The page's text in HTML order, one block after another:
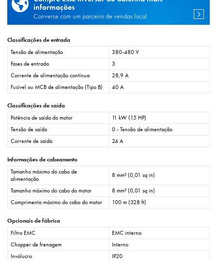
informações
Converse com um parceiro de vendas local
Classificações de entrada
Tensão de alimentação
380-480 V
Fases de entrada
3
Corrente de alimentação contínua
28,9 A
Fusível ou MCB de alimentação (Tipo B)
40 A
Classificações de saída
Potência de saída do motor
11 kW (15 HP)
Tensão de saída
0 - Tensão de alimentação
Corrente de saída
24 A
Informações de cabeamento
Tamanho máximo do cabo de
alimentação
8 mm² (0,01 sq in)
Tamanho máximo do cabo do motor
8 mm² (0,01 sq in)
Comprimento máximo do cabo do motor
100 m (328 ft)
Opcionais de fábrica
Filtro EMC
EMC interno
Chopper de frenagem
Interno
Invólucro
IP20